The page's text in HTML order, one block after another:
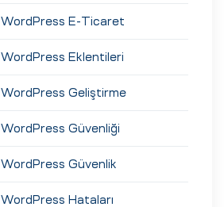
WordPress E-Ticaret
WordPress Eklentileri
WordPress Geliştirme
WordPress Güvenliği
WordPress Güvenlik
WordPress Hataları